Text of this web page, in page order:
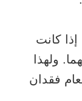
كانت
ولهذا
فقدان